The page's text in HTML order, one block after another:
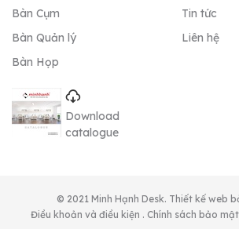
Bàn Cụm
Bàn Quản lý
Bàn Họp
Download
catalogue
Tin tức
Liên hệ
© 2021 Minh Hạnh Desk. Thiết kế web
Điều khoản và điều kiện . Chính sách bảo mật